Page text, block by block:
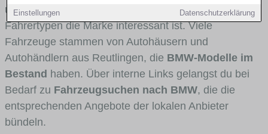
Einstellungen Datenschutzerklärung
und Umlandverkehr zu sehen sind und für welche
Fahrertypen die Marke interessant ist. Viele
Fahrzeuge stammen von Autohäusern und
Autohändlern aus Reutlingen, die BMW-Modelle im
Bestand haben. Über interne Links gelangst du bei
Bedarf zu Fahrzeugsuchen nach BMW, die die
entsprechenden Angebote der lokalen Anbieter
bündeln.